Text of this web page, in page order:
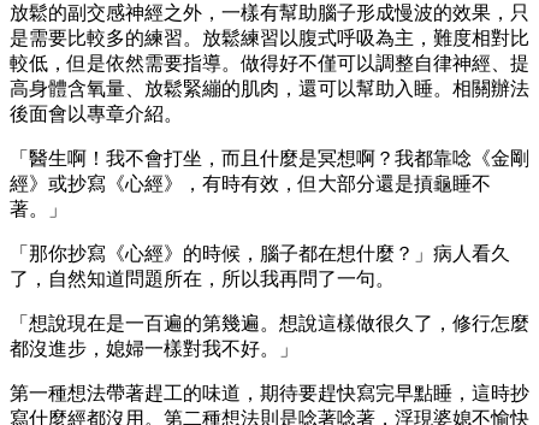
放鬆的副交感神經之外，一樣有幫助腦子形成慢波的效果，只
是需要比較多的練習。放鬆練習以腹式呼吸為主，難度相對比
較低，但是依然需要指導。做得好不僅可以調整自律神經、提
高身體含氧量、放鬆緊繃的肌肉，還可以幫助入睡。相關辦法
後面會以專章介紹。
「醫生啊！我不會打坐，而且什麼是冥想啊？我都靠唸《金剛
經》或抄寫《心經》，有時有效，但大部分還是摃龜睡不
著。」
「那你抄寫《心經》的時候，腦子都在想什麼？」病人看久
了，自然知道問題所在，所以我再問了一句。
「想說現在是一百遍的第幾遍。想說這樣做很久了，修行怎麼
都沒進步，媳婦一樣對我不好。」
第一種想法帶著趕工的味道，期待要趕快寫完早點睡，這時抄
寫什麼經都沒用。第二種想法則是唸著唸著，浮現婆媳不愉快